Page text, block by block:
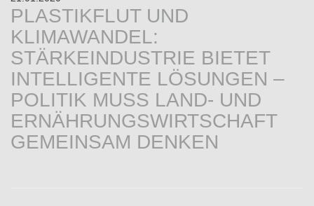
PLASTIKFLUT UND
KLIMAWANDEL:
STÄRKEINDUSTRIE BIETET
INTELLIGENTE LÖSUNGEN –
POLITIK MUSS LAND- UND
ERNÄHRUNGSWIRTSCHAFT
GEMEINSAM DENKEN